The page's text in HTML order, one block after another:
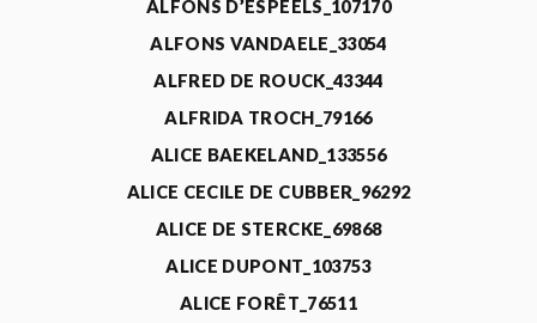
ALFONS D’ESPEELS_107170
ALFONS VANDAELE_33054
ALFRED DE ROUCK_43344
ALFRIDA TROCH_79166
ALICE BAEKELAND_133556
ALICE CECILE DE CUBBER_96292
ALICE DE STERCKE_69868
ALICE DUPONT_103753
ALICE FORÊT_76511